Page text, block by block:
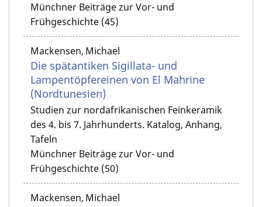
Münchner Beiträge zur Vor- und
Frühgeschichte (45)
Mackensen, Michael
Die spätantiken Sigillata- und
Lampentöpfereinen von El Mahrine
(Nordtunesien)
Studien zur nordafrikanischen Feinkeramik
des 4. bis 7. Jahrhunderts. Katalog, Anhang,
Tafeln
Münchner Beiträge zur Vor- und
Frühgeschichte (50)
Mackensen, Michael